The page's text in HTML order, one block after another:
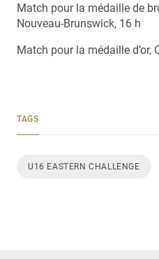
Match pour la médaille de
Nouveau-Brunswick, 16 h
Match pour la médaille d’or,
TAGS
U16 EASTERN CHALLENGE